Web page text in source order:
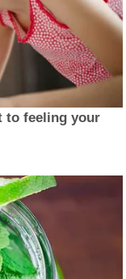
to feeling your